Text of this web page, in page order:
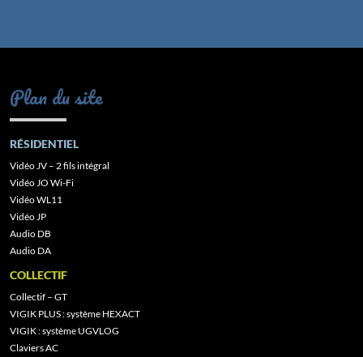
Plan du site
RÉSIDENTIEL
Vidéo JV – 2 fils intégral
Vidéo JO Wi-Fi
Vidéo WL11
Vidéo JP
Audio DB
Audio DA
COLLECTIF
Collectif – GT
VIGIK PLUS : système HEXACT
VIGIK : système UGVLOG
Claviers AC